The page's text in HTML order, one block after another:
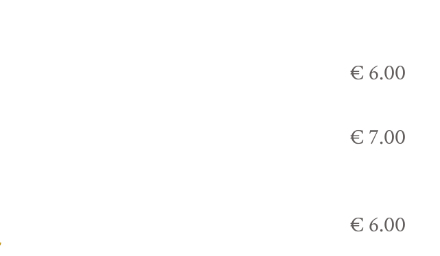
€ 6.00
€ 7.00
€ 6.00